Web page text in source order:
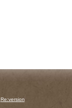
Re:version